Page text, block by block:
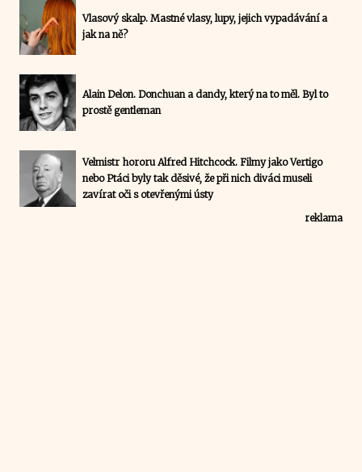
Vlasový skalp. Mastné vlasy, lupy, jejich vypadávání a
jak na ně?
Alain Delon. Donchuan a dandy, který na to měl. Byl to
prostě gentleman
Velmistr hororu Alfred Hitchcock. Filmy jako Vertigo
nebo Ptáci byly tak děsivé, že při nich diváci museli
zavírat oči s otevřenými ústy
reklama